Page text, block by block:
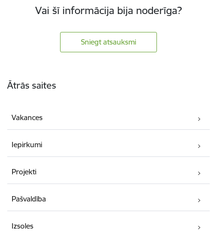
Vai šī informācija bija noderīga?
Sniegt atsauksmi
Ātrās saites
Vakances
Iepirkumi
Projekti
Pašvaldība
Izsoles